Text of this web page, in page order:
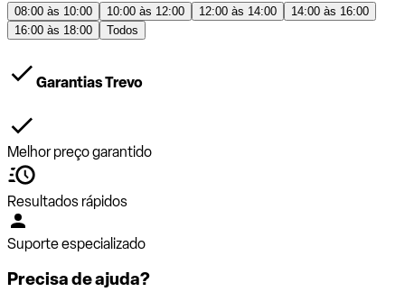
08:00 às 10:00 10:00 às 12:00 12:00 às 14:00
14:00 às 16:00
16:00 às 18:00
Todos
Garantias Trevo
Melhor preço garantido
Resultados rápidos
Suporte especializado
Precisa de ajuda?